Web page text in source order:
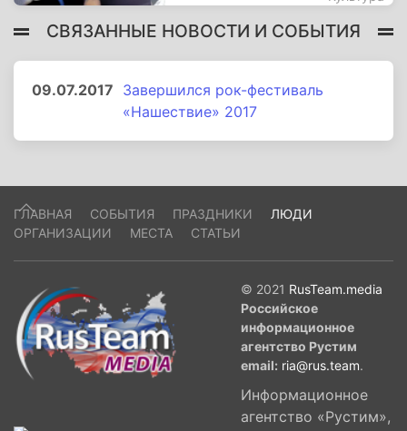
СВЯЗАННЫЕ НОВОСТИ И СОБЫТИЯ
09.07.2017 Завершился рок-фестиваль
«Нашествие» 2017
ГЛАВНАЯ СОБЫТИЯ ПРАЗДНИКИ
ЛЮДИ
ОРГАНИЗАЦИИ
МЕСТА СТАТЬИ
© 2021 RusTeam.media
Российское
информационное
агентство Рустим
email: ria@rus.team.
Информационное
агентство «Рустим»,